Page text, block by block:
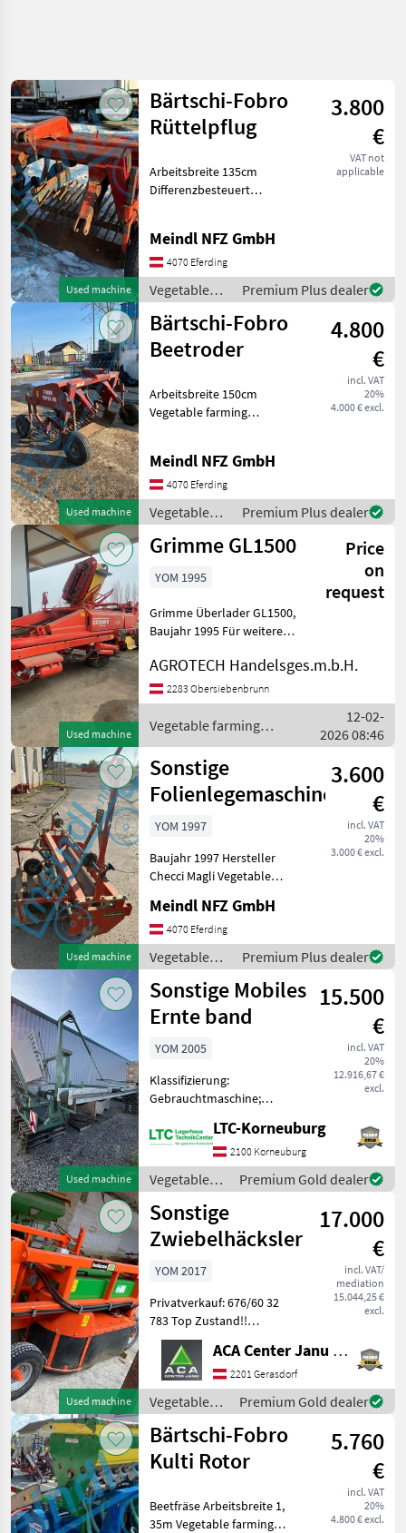
Used machine
Bärtschi-Fobro
Rüttelpflug
3.800
€
VAT not
applicable
Arbeitsbreite 135cm
Differenzbesteuert
harvesting machines
Meindl NFZ GmbH
4070 Eferding
Vegetable
farming
equipment /
Bärtschi-
Fobro
Premium Plus dealer
Used machine
Bärtschi-Fobro
Beetroder
4.800
€
incl. VAT
20%
4.000 € excl.
Arbeitsbreite 150cm
Vegetable farming
Meindl NFZ GmbH
4070 Eferding
Vegetable
farming
equipment /
Fobro
Premium Plus dealer
Used machine
Grimme GL1500
Price
on
request
YOM 1995
Grimme Überlader GL1500,
Baujahr 1995 Für weitere
Kontaktaufnahme.
Vegetable farming
equipment Vegetable
harvesting machines
AGROTECH Handelsges.m.b.H.
2283 Obersiebenbrunn
Vegetable farming
equipment / Grimme
12-02-
2026 08:46
Used machine
Sonstige
Folienlegemaschine
3.600
€
incl. VAT
20%
3.000 € excl.
YOM 1997
Baujahr 1997 Hersteller
Checci Magli Vegetable
Vegetable cultivation
equipment
Meindl NFZ GmbH
4070 Eferding
Vegetable
farming
equipment /
Sonstige
Premium Plus dealer
Used machine
Sonstige Mobiles
Ernte band
15.500
€
incl. VAT
20%
12.916,67 €
excl.
YOM 2005
Klassifizierung:
Gebrauchtmaschine;
Weitere
Maschinenmerkmale:
Mobiles Ernteband, 6m, für
Kürbis, Zuccini etc… Modell
König Privatverkauf 0676
LTC-Korneuburg
2100 Korneuburg
Vegetable
farming
equipment /
Sonstige
Premium Gold dealer
Used machine
Sonstige
Zwiebelhäcksler
17.000
€
incl. VAT/
mediation
15.044,25 €
excl.
YOM 2017
Privatverkauf: 676/60 32
783 Top Zustand!!
Vegetable farming
equipment Other vegetable
farming equipment
ACA Center Janu GmbH
2201 Gerasdorf
Vegetable
farming
equipment /
Sonstige
Premium Gold dealer
Bärtschi-Fobro
Kulti Rotor
5.760
€
incl. VAT
20%
4.800 € excl.
Beetfräse Arbeitsbreite 1,
35m Vegetable farming